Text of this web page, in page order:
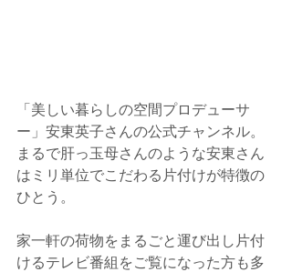
「美しい暮らしの空間プロデューサ
ー」安東英子さんの公式チャンネル。
まるで肝っ玉母さんのような安東さん
はミリ単位でこだわる片付けが特徴の
ひとう。
家一軒の荷物をまるごと運び出し片付
けるテレビ番組をご覧になった方も多